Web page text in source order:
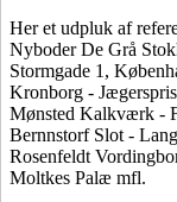
Her et udpluk af
Nyboder De Grå
Stormgade 1,
Kronborg -
Mønsted Kalkværk -
Bernnstorf Slot -
Rosenfeldt
Moltkes Palæ mfl.